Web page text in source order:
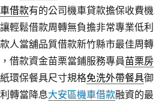
借款有的公司機車貸款擔保收費機
輕鬆借款周轉無負擔非常專業低利
人當舖品質借款新竹縣市最佳周轉
借款資金苗栗當鋪服務專員苗栗房
環保餐具尺寸規格免洗外帶餐具御
轉當降息大安區機車借款融資的最